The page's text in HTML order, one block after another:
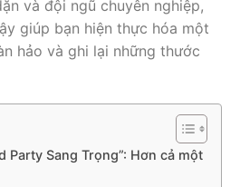
và đội ngũ chuyên nghiệp,
giúp bạn hiện thực hóa một
hảo và ghi lại những thước
Party Sang Trọng”: Hơn cả một